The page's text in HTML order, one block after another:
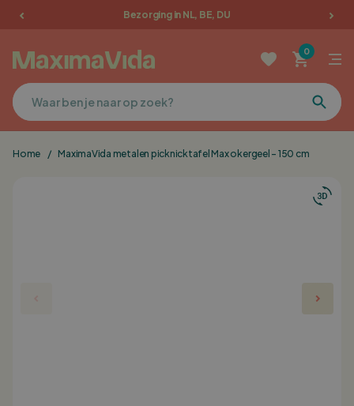
Bezorging in NL, BE, DU
0
Tuinmeubelen
Picknicktafels
Terrasmeubilair
Home / MaximaVida metalen picknicktafel Max okergeel - 150 cm